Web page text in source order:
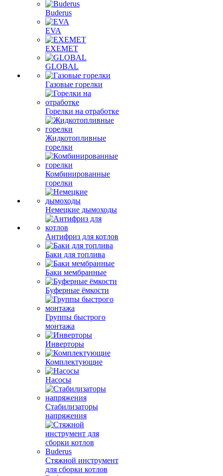
Buderus
EVA
EXEMET
GLOBAL
Газовые горелки
Горелки на отработке
Жидкотопливные
горелки
Комбинированные
горелки
Немецкие дымоходы
Антифриз для котлов
Баки для топлива
Баки мембранные
Буферные ёмкости
Группы быстрого
монтажа
Инверторы
Комплектующие
Насосы
Стабилизаторы
напряжения
Стяжной инструмент
для сборки котлов